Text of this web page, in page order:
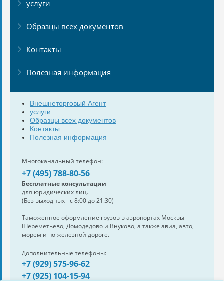
услуги
Образцы всех документов
Контакты
Полезная информация
Внешнеторговый Агент
услуги
Образцы всех документов
Контакты
Полезная информация
Многоканальный телефон:
+7 (495) 788-80-56
Бесплатные консультации
для юридических лиц.
(Без выходных - с 8:00 до 21:30)
Таможенное оформление грузов в аэропортах Москвы -
Шереметьево, Домодедово и Внуково, а также авиа, авто,
морем и по железной дороге.
Дополнительные телефоны:
+7 (929) 575-96-62
+7 (925) 104-15-94